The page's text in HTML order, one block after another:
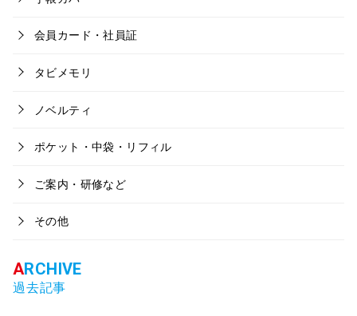
会員カード・社員証
タビメモリ
ノベルティ
ポケット・中袋・リフィル
ご案内・研修など
その他
過去記事